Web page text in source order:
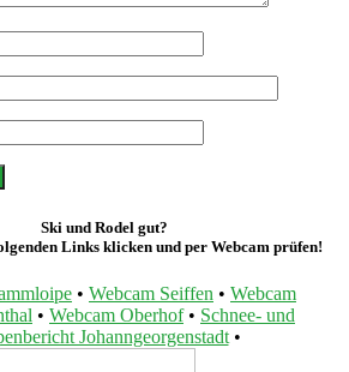
Ski und Rodel gut?
Links klicken und per Webcam prüfen!
• Webcam Seiffen • Webcam
• Webcam Oberhof• Schnee- und
Johanngeorgenstadt•